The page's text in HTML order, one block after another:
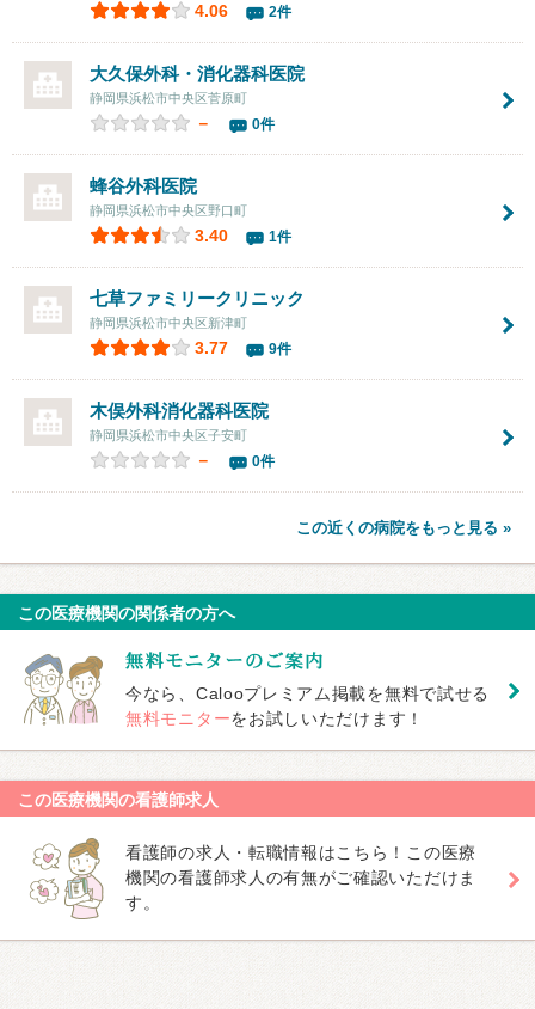
4.06 2件
大久保外科・消化器科医院
静岡県浜松市中央区菅原町
－ 0件
蜂谷外科医院
静岡県浜松市中央区野口町
3.40 1件
七草ファミリークリニック
静岡県浜松市中央区新津町
3.77 9件
木俣外科消化器科医院
静岡県浜松市中央区子安町
－ 0件
この近くの病院をもっと見る »
この医療機関の関係者の方へ
今なら、Calooプレミアム掲載を無料で試せる
無料モニターをお試しいただけます！
この医療機関の看護師求人
看護師の求人・転職情報はこちら！この医療
機関の看護師求人の有無がご確認いただけま
す。